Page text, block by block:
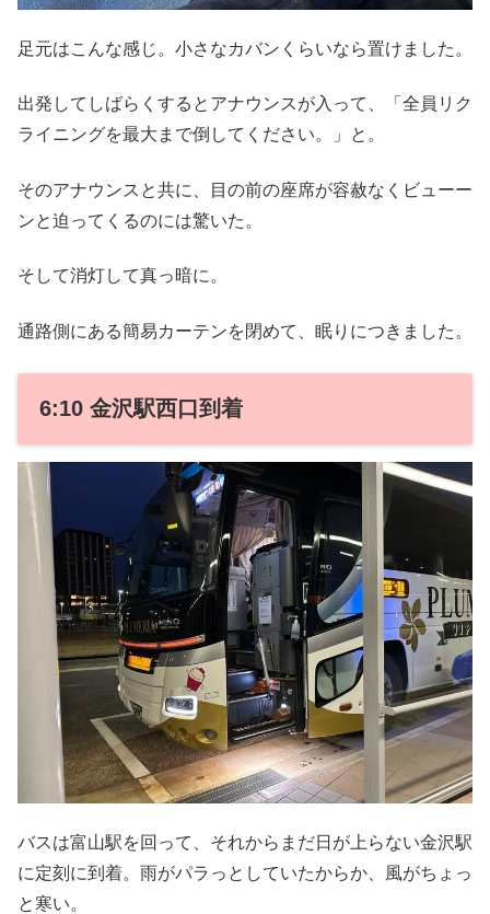
足元はこんな感じ。小さなカバンくらいなら置けました。
出発してしばらくするとアナウンスが入って、「全員リク
ライニングを最大まで倒してください。」と。
そのアナウンスと共に、目の前の座席が容赦なくビューー
ンと迫ってくるのには驚いた。
そして消灯して真っ暗に。
通路側にある簡易カーテンを閉めて、眠りにつきました。
6:10 金沢駅西口到着
バスは富山駅を回って、それからまだ日が上らない金沢駅
に定刻に到着。雨がパラっとしていたからか、風がちょっ
と寒い。